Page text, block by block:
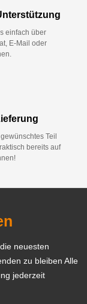
einfach über
E-Mail oder
Teil
bereits auf
neuesten
zu bleiben Alle
jederzeit